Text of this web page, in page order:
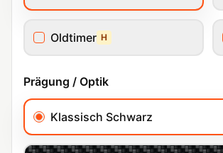
Oldtimer H
Prägung / Optik
Klassisch Schwarz